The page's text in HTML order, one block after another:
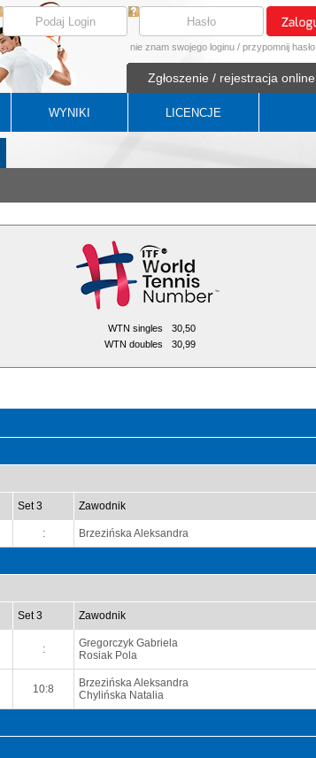
nie znam swojego loginu / przypomnij hasło
Zgłoszenie / rejestracja online
WYNIKI LICENCJE
WTN singles
30,50
WTN doubles
30,99
Set 3 Zawodnik
: Brzezińska Aleksandra
Set 3 Zawodnik
:
Gregorczyk Gabriela
Rosiak Pola
10:8
Brzezińska Aleksandra
Chylińska Natalia